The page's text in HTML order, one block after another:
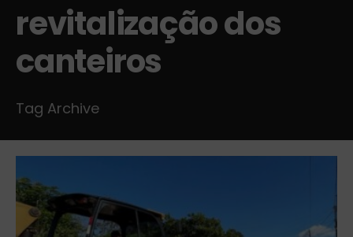
revitalização dos
canteiros
Tag Archive